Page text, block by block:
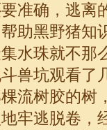
准确，逃离
助黑野猪知
水珠就不那
兽坑观看了
流树胶的树
牢逃脱卷，